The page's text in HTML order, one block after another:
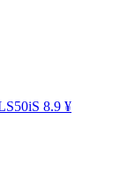
8.9 ¥